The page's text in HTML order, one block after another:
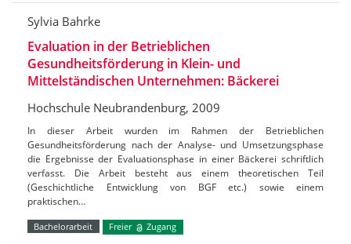
Sylvia Bahrke
Evaluation in der Betrieblichen
Gesundheitsförderung in Klein- und
Mittelständischen Unternehmen: Bäckerei
Hochschule Neubrandenburg, 2009
In dieser Arbeit wurden im Rahmen der Betrieblichen
Gesundheitsförderung nach der Analyse- und Umsetzungsphase
die Ergebnisse der Evaluationsphase in einer Bäckerei schriftlich
verfasst. Die Arbeit besteht aus einem theoretischen Teil
(Geschichtliche Entwicklung von BGF etc.) sowie einem
praktischen…
Bachelorarbeit Freier Zugang